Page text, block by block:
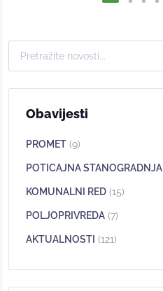
Obavijesti
PROMET (9)
POTICAJNA STANOGRADNJA
KOMUNALNI RED (15)
POLJOPRIVREDA (7)
AKTUALNOSTI (121)